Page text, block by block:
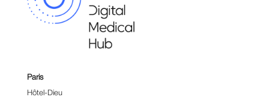
Paris
Hôtel-Dieu